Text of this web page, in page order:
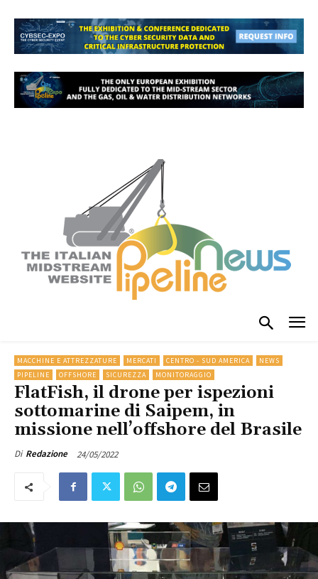
MACCHINE E ATTREZZATURE MERCATI CENTRO - SUD AMERICA
NEWS
PIPELINE
OFFSHORE SICUREZZA MONITORAGGIO
FlatFish, il drone per ispezioni
sottomarine di Saipem, in
missione nell’offshore del Brasile
Di Redazione 24/05/2022